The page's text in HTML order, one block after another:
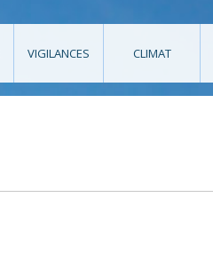
VIGILANCES CLIMAT